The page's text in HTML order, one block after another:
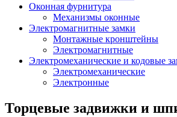
Оконная фурнитура
Механизмы оконные
Электромагнитные замки
Монтажные кронштейны
Электромагнитные
Электромеханические и кодовые
Электромеханические
Электронные
Торцевые задвижки и